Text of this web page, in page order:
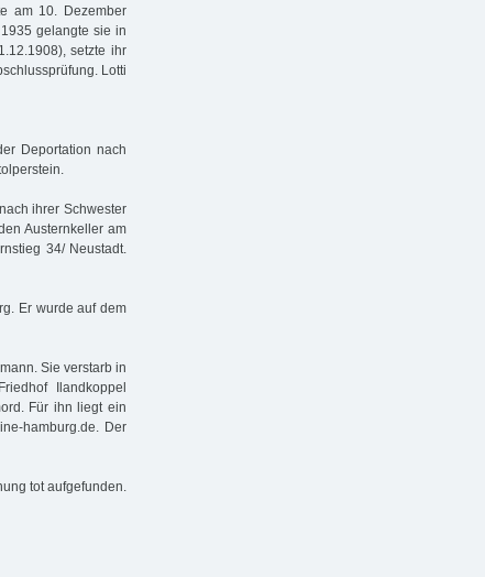
am 10. Dezember
gelangte sie in
setzte ihr
Lotti
Deportation nach
ihrer Schwester
Austernkeller am
34/ Neustadt.
Er wurde auf dem
Sie verstarb in
Ilandkoppel
Für ihn liegt ein
hamburg.de. Der
tot aufgefunden.